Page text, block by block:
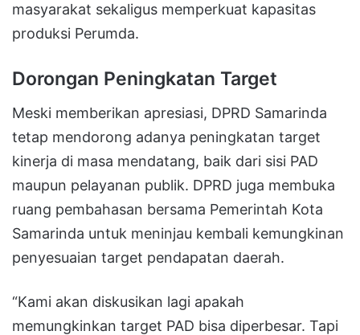
masyarakat sekaligus memperkuat kapasitas
produksi Perumda.
Dorongan Peningkatan Target
Meski memberikan apresiasi, DPRD Samarinda
tetap mendorong adanya peningkatan target
kinerja di masa mendatang, baik dari sisi PAD
maupun pelayanan publik. DPRD juga membuka
ruang pembahasan bersama Pemerintah Kota
Samarinda untuk meninjau kembali kemungkinan
penyesuaian target pendapatan daerah.
“Kami akan diskusikan lagi apakah
memungkinkan target PAD bisa diperbesar. Tapi